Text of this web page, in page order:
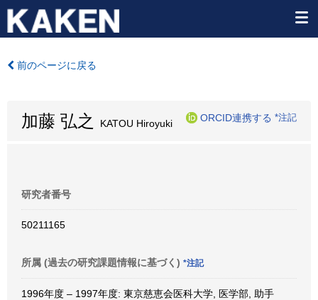
前のページに戻る
加藤 弘之 KATOU Hiroyuki
ORCID連携する *注記
研究者番号
50211165
所属 (過去の研究課題情報に基づく) *注記
1996年度 – 1997年度: 東京慈恵会医科大学, 医学部, 助手